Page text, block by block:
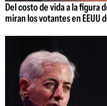
Del costo de vida a la figura
miran los votantes en EEUU